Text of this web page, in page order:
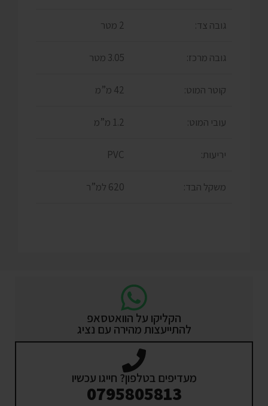
גובה צד: 2 מטר
גובה מרכז: 3.05 מטר
קוטר המוט: 42 מ”מ
עובי המוט: 1.2 מ”מ
יריעות: PVC
משקל הבד: 620 למ”ר
הקליקו על הוואטסאפ
להתייעצות מהירה עם נציג
מעדיפים בטלפון? חייגו עכשיו
0795805813